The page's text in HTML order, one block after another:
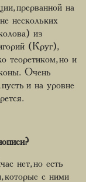
прерванной на
нескольких
из
(Круг),
теоретиком, но и
Очень
и на уровне
нет, но есть
которые с ними